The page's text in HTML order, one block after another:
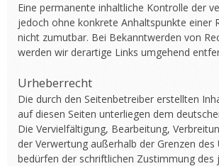
Eine permanente inhaltliche Kontrolle der
jedoch ohne konkrete Anhaltspunkte einer
nicht zumutbar. Bei Bekanntwerden von
werden wir derartige Links umgehend
Urheberrecht
Die durch den Seitenbetreiber erstellten
auf diesen Seiten unterliegen dem
Die Vervielfältigung, Bearbeitung,
der Verwertung außerhalb der Grenzen des
bedürfen der schriftlichen Zustimmung des